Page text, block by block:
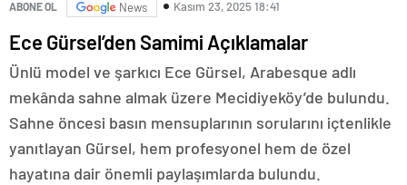
ABONE OL News Kasım 23, 2025 18:41
Ece Gürsel’den Samimi Açıklamalar
Ünlü model ve şarkıcı Ece Gürsel, Arabesque adlı
mekânda sahne almak üzere Mecidiyeköy’de bulundu.
Sahne öncesi basın mensuplarının sorularını içtenlikle
yanıtlayan Gürsel, hem profesyonel hem de özel
hayatına dair önemli paylaşımlarda bulundu.